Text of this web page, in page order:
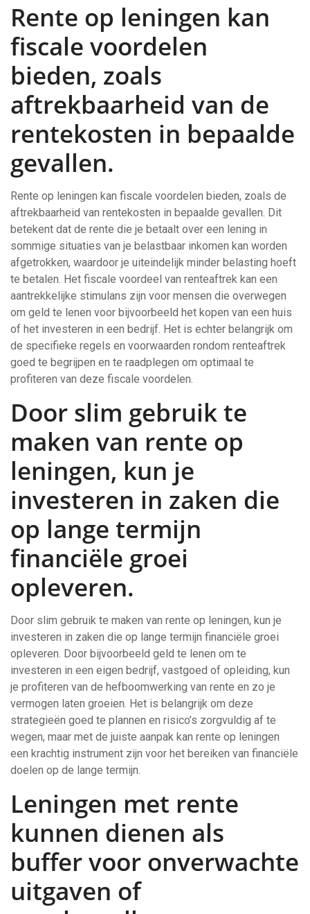
Rente op leningen kan
fiscale voordelen
bieden, zoals
aftrekbaarheid van de
rentekosten in bepaalde
gevallen.
Rente op leningen kan fiscale voordelen bieden, zoals de
aftrekbaarheid van rentekosten in bepaalde gevallen. Dit
betekent dat de rente die je betaalt over een lening in
sommige situaties van je belastbaar inkomen kan worden
afgetrokken, waardoor je uiteindelijk minder belasting hoeft
te betalen. Het fiscale voordeel van renteaftrek kan een
aantrekkelijke stimulans zijn voor mensen die overwegen
om geld te lenen voor bijvoorbeeld het kopen van een huis
of het investeren in een bedrijf. Het is echter belangrijk om
de specifieke regels en voorwaarden rondom renteaftrek
goed te begrijpen en te raadplegen om optimaal te
profiteren van deze fiscale voordelen.
Door slim gebruik te
maken van rente op
leningen, kun je
investeren in zaken die
op lange termijn
financiële groei
opleveren.
Door slim gebruik te maken van rente op leningen, kun je
investeren in zaken die op lange termijn financiële groei
opleveren. Door bijvoorbeeld geld te lenen om te
investeren in een eigen bedrijf, vastgoed of opleiding, kun
je profiteren van de hefboomwerking van rente en zo je
vermogen laten groeien. Het is belangrijk om deze
strategieën goed te plannen en risico’s zorgvuldig af te
wegen, maar met de juiste aanpak kan rente op leningen
een krachtig instrument zijn voor het bereiken van financiële
doelen op de lange termijn.
Leningen met rente
kunnen dienen als
buffer voor onverwachte
uitgaven of